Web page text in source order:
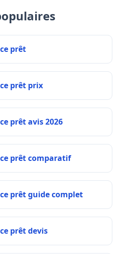
prêt
prêt prix
prêt avis 2026
prêt comparatif
prêt guide complet
prêt devis